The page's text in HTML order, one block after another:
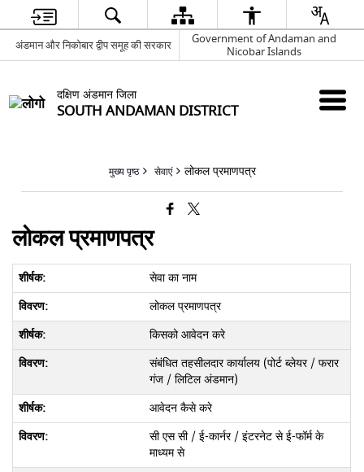
अंडमान और निकोबार द्वीप समूह की सरकार
Government of Andaman and
Nicobar Islands
दक्षिण अंडमान जिला
SOUTH ANDAMAN DISTRICT
मुख्य पृष्ठ सेवाएं लोकल प्रमाणपत्र
लोकल प्रमाणपत्र
सेवा का नाम
लोकल प्रमाणपत्र
किसको आवेदन करे
संबंधित तहसीलदार कार्यालय (पोर्ट ब्लेयर / फरार
गंज / लिटिल अंडमान)
आवेदन कैसे करे
सी एस सी / ई-कार्नर / इंटरनेट से ई-फॉर्म के
माध्यम से